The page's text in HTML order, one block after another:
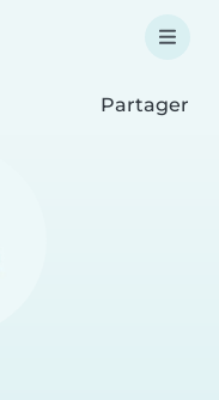
Partager